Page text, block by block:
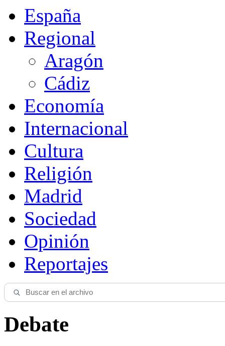
España
Regional
Aragón
Cádiz
Economía
Internacional
Cultura
Religión
Madrid
Sociedad
Opinión
Reportajes
Debate